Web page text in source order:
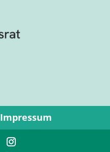
Impressum